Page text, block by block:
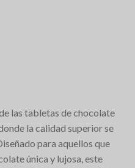
las tabletas de chocolate
la calidad superior se
para aquellos que
única y lujosa, este